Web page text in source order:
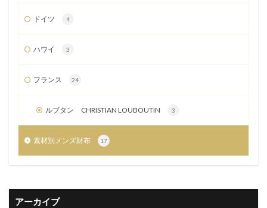
ドイツ 4
ハワイ 3
フランス 24
ルブタン CHRISTIAN LOUBOUTIN 3
素材別メンズ財布 17
アーカイブ